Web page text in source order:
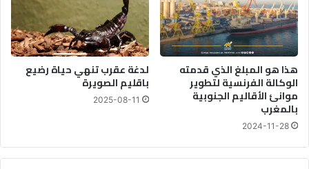
:
ت
و
س
ي
ع
ا
ل
م
هذا هو المبلغ الذي قدمته
الوكالة الفرنسية لتطوير
موانئ الأقاليم الجنوبية
بالمغرب
2024-11-28
لدغة عقرب تنهي حياة رضيع
باقليم الصويرة
2025-08-11